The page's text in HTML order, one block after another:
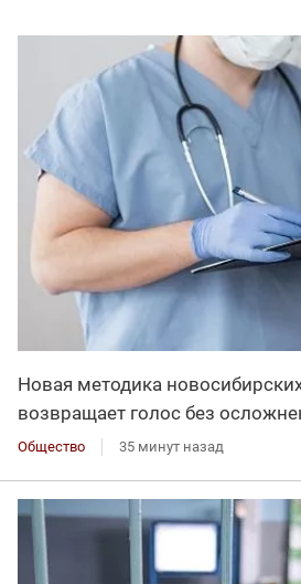
Новая методика
возвращает голос без
Общество 35 минут назад